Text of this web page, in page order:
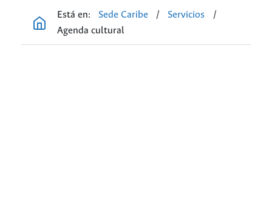
Está en: Sede Caribe / Servicios
/
Agenda cultural